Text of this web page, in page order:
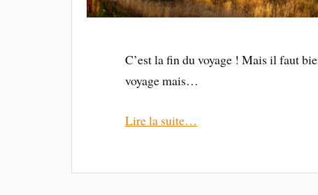
C’est la fin du voyage ! Mais il faut
voyage mais…
Lire la suite…